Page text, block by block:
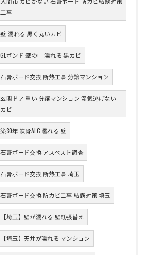
工事
壁 濡れる 黒く丸いカビ
GLボンド 壁の中 濡れる 黒カビ
石膏ボード交換 断熱工事 分譲マンション
玄関ドア 重い 分譲マンション 湿気逃げない
カビ
築30年 鉄骨ALC 濡れる 壁
石膏ボード交換 アスベスト調査
石膏ボード交換 断熱工事 埼玉
石膏ボード交換 防カビ工事 結露対策 埼玉
【埼玉】壁が濡れる 壁紙張替え
【埼玉】天井が濡れる マンション